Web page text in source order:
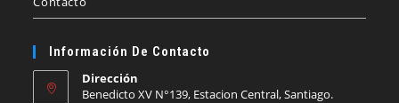
Información De Contacto
Dirección
Benedicto XV N°139, Estacion Central, Santiago.